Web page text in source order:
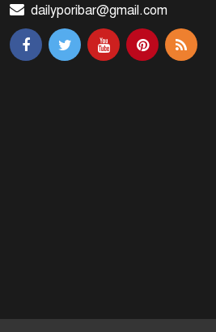
মালয়েশিয়ায়
বাংলাদেশি নিহত
dailyporibar@gmail.com